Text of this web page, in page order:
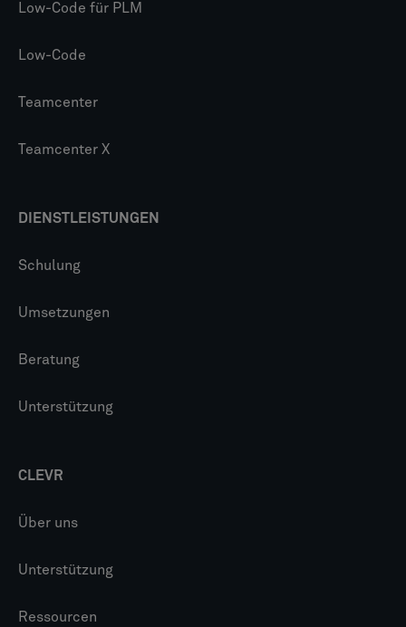
Low-Code für PLM
Low-Code
Teamcenter
Teamcenter X
DIENSTLEISTUNGEN
Schulung
Umsetzungen
Beratung
Unterstützung
CLEVR
Über uns
Unterstützung
Ressourcen